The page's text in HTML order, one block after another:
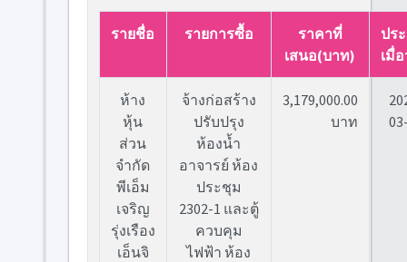
รายชื่อ รายการซื้อ
ราคาที่
เสนอ(บาท)
ปร
เมื่
ห้าง
หุ้น
ส่วน
จำกัด
พีเอ็ม
เจริญ
รุ่งเรือง
เอ็นจิ
จ้างก่อสร้าง
ปรับปรุง
ห้องน้ำ
อาจารย์ ห้อง
ประชุม
2302-1 และตู้
ควบคุม
ไฟฟ้า ห้อง
3,179,000.00
บาท